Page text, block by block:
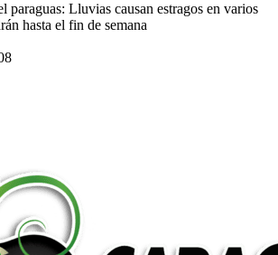
paraguas: Lluvias causan estragos en varios
hasta el fin de semana